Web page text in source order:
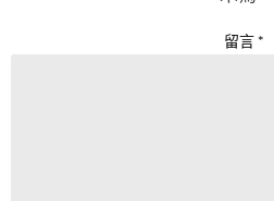
留言 *